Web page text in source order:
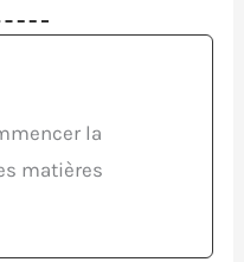
la
matières